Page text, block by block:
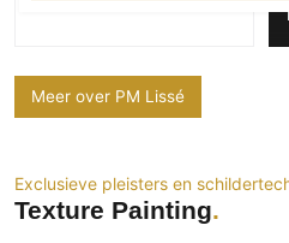
Meer over PM Lissé
Exclusieve pleisters en
Texture Painting